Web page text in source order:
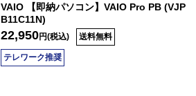
VAIO 【即納パソコン】VAIO Pro PB (VJP
B11C11N)
22,950円(税込) 送料無料
テレワーク推奨